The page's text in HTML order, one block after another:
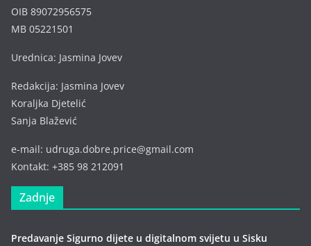
OIB 89072956575
MB 05221501
Urednica: Jasmina Jovev
Redakcija: Jasmina Jovev
Koraljka Djetelić
Sanja Blažević
e-mail: udruga.dobre.price@gmail.com
Kontakt: +385 98 212091
Zadnje
Predavanje Sigurno dijete u digitalnom svijetu u Sisku